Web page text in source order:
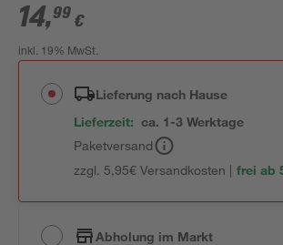
14,99 €
inkl. 19% MwSt.
Lieferung nach Hause
Lieferzeit: ca. 1-3 Werktage
Paketversand
zzgl. 5,95€ Versandkosten | frei ab
Abholung im Markt